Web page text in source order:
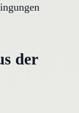
der